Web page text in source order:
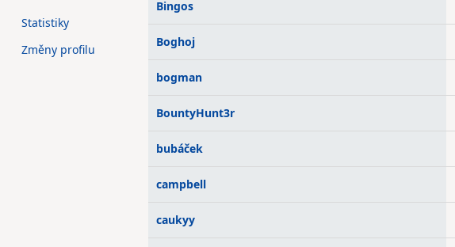
Bingos
Boghoj
bogman
BountyHunt3r
bubáček
campbell
caukyy
Statistiky
Změny profilu